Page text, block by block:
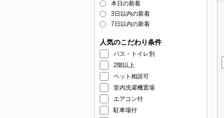
本日の新着
3日以内の新着
7日以内の新着
人気のこだわり条件
バス・トイレ別
2階以上
ペット相談可
室内洗濯機置場
エアコン付
駐車場付